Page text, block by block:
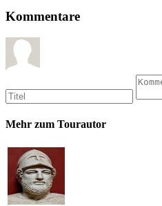
Kommentare
Mehr zum Tourautor